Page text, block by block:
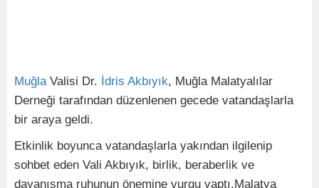
MuğlaValisi Dr. İdris Akbıyık, Muğla Malatyalılar
Derneği tarafından düzenlenen gecede vatandaşlarla
bir araya geldi.
Etkinlik boyunca vatandaşlarla yakından ilgilenip
sohbet eden Vali Akbıyık, birlik, beraberlik ve
dayanışma ruhunun önemine vurgu yaptı.Malatya